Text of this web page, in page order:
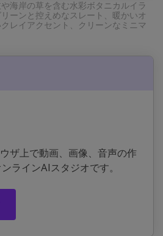
海岸の草を含む水彩ボタニカルイラ
ーンと控えめなスレート、暖かいオ
レイアクセント、クリーンなミニマ
ザ上で動画、画像、音声の作
ラインAIスタジオです。